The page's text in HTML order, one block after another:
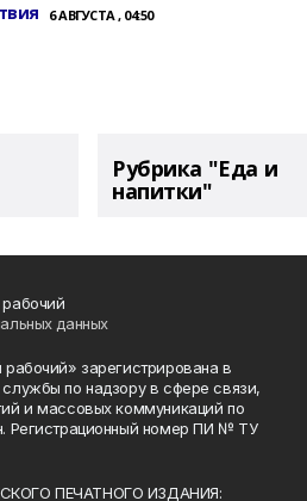
6 АВГУСТА , 04:50
Рубрика "Еда и
напитки"
данных
зарегистрирована в
по надзору в сфере связи,
и массовых коммуникаций по
Регистрационный номер ПИ № ТУ
ПЕЧАТНОГО ИЗДАНИЯ: